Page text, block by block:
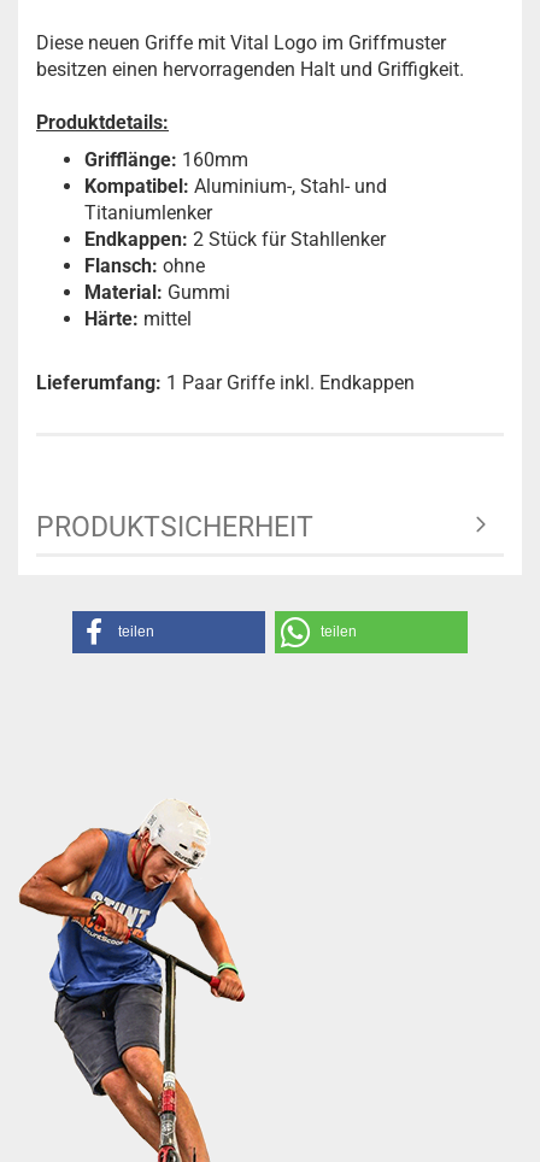
Diese neuen Griffe mit Vital Logo im Griffmuster
besitzen einen hervorragenden Halt und Griffigkeit.
Produktdetails:
Grifflänge: 160mm
Kompatibel: Aluminium-, Stahl- und
Titaniumlenker
Endkappen: 2 Stück für Stahllenker
Flansch: ohne
Material: Gummi
Härte: mittel
Lieferumfang: 1 Paar Griffe inkl. Endkappen
PRODUKTSICHERHEIT
teilen teilen